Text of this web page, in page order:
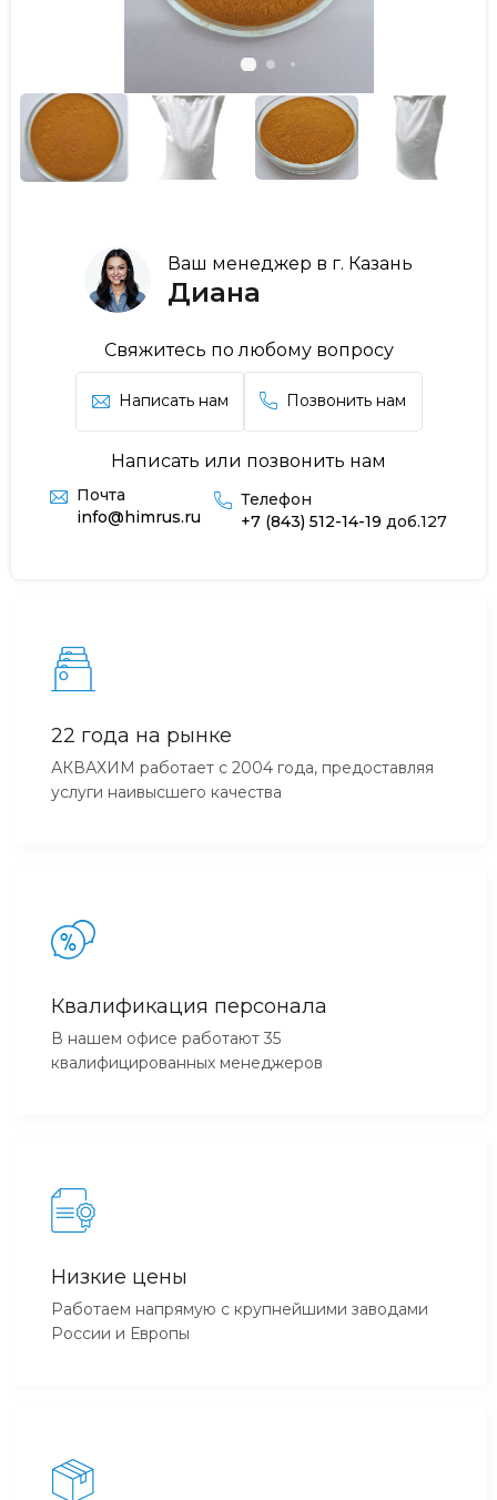
Ваш менеджер в г. Казань
Диана
Свяжитесь по любому вопросу
Написать нам Позвонить нам
Написать или позвонить нам
Почта
info@himrus.ru
Телефон
+7 (843) 512-14-19 доб.127
22 года на рынке
АКВАХИМ работает с 2004 года, предоставляя
услуги наивысшего качества
Квалификация персонала
В нашем офисе работают 35
квалифицированных менеджеров
Низкие цены
Работаем напрямую с крупнейшими заводами
России и Европы